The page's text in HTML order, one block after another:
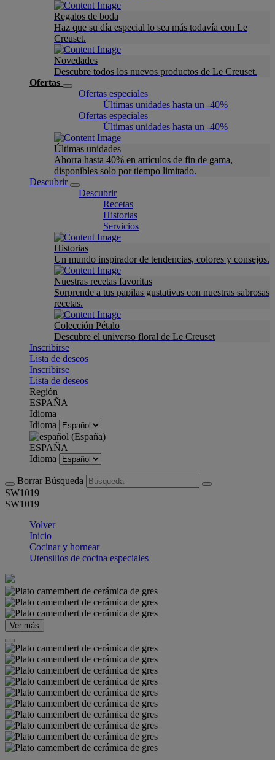
Regalos de boda
Haz que su día especial lo sea más todavía con Le
Creuset.
Novedades
Descubre todos los nuevos productos de Le Creuset.
Ofertas
Ofertas especiales
Últimas unidades hasta un -40%
Ofertas especiales
Últimas unidades hasta un -40%
Últimas unidades
Ahorra hasta 40% en artículos de fin de gama,
disponibles solo por tiempo limitado.
Descubrir
Descubrir
Recetas
Historias
Servicios
Historias
Un mundo inspirador de tendencias, colores y consejos.
Nuestras recetas favoritas
Sorprende a tus papilas gustativas con nuestras sabrosas
recetas.
Colección Pétalo
Descubre el universo floral de Le Creuset
Inscribirse
Lista de deseos
Inscribirse
Lista de deseos
Región
ESPAÑA
Idioma
Idioma
ESPAÑA
Idioma
Borrar Búsqueda
SW1019
SW1019
Volver
Inicio
Cocinar y hornear
Utensilios de cocina especiales
Ver más